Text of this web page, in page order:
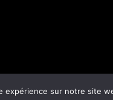
expérience sur notre site